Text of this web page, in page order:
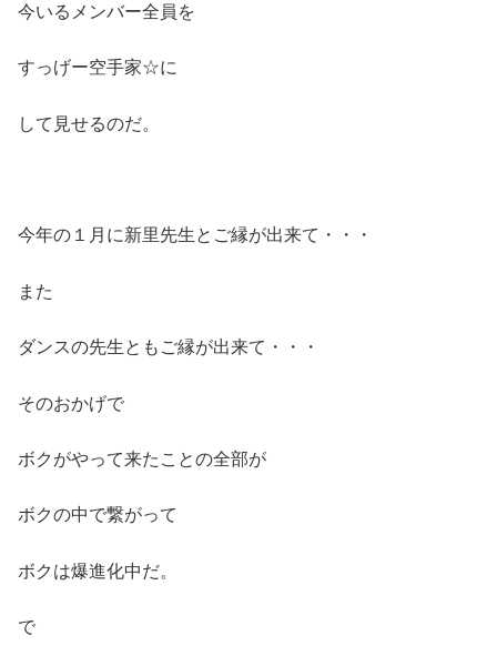
今いるメンバー全員を
すっげー空手家☆に
して見せるのだ。
今年の１月に新里先生とご縁が出来て・・・
また
ダンスの先生ともご縁が出来て・・・
そのおかげで
ボクがやって来たことの全部が
ボクの中で繋がって
ボクは爆進化中だ。
で